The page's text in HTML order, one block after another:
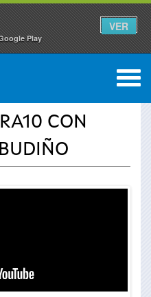
Play
VER
0
CON